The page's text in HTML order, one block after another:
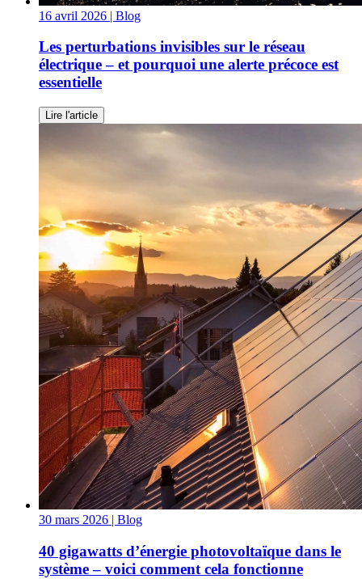
16 avril 2026 | Blog
Les perturbations invisibles sur le réseau
électrique – et pourquoi une alerte précoce est
essentielle
Lire l'article
30 mars 2026 | Blog
40 gigawatts d’énergie photovoltaïque dans le
système – voici comment cela fonctionne